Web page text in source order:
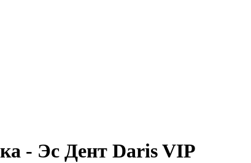
- Эс Дент Daris VIP